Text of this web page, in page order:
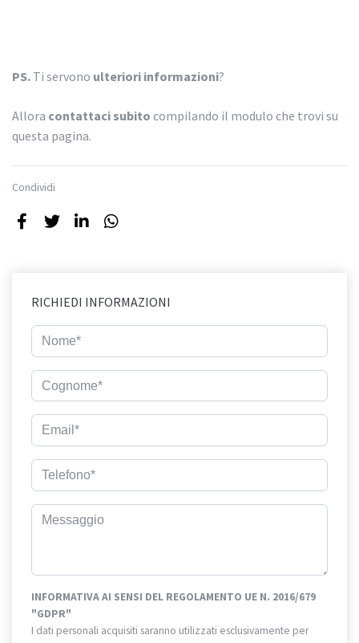
PS. Ti servono ulteriori informazioni?
Allora contattaci subito compilando il modulo che trovi su
questa pagina.
Condividi
RICHIEDI INFORMAZIONI
INFORMATIVA AI SENSI DEL REGOLAMENTO UE N. 2016/679
"GDPR"
I dati personali acquisiti saranno utilizzati esclusivamente per